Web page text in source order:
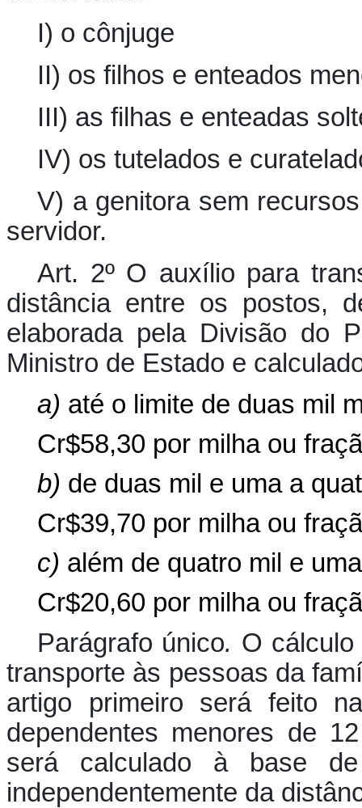
I) o cônjuge
II) os filhos e enteados
III) as filhas e enteadas
IV) os tutelados e
V) a genitora sem
servidor.
Art. 2º O auxílio para
distância entre os postos,
elaborada pela Divisão do
Ministro de Estado e
a) até o limite de duas mil
Cr$58,30 por milha ou
b) de duas mil e uma a
Cr$39,70 por milha ou
c) além de quatro mil e
Cr$20,60 por milha ou
Parágrafo único. O
transporte às pessoas da
artigo primeiro será feito
dependentes menores de
será calculado à base
independentemente da